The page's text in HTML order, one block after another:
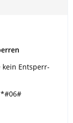
kein Entsperr-